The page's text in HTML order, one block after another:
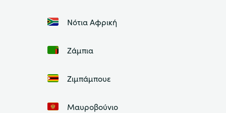
Νότια Αφρική
Ζάμπια
Ζιμπάμπουε
Μαυροβούνιο